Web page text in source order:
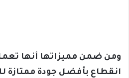
ومن ضمن مميزاتها أنها
انقطاع بأفضل جودة ممتازة